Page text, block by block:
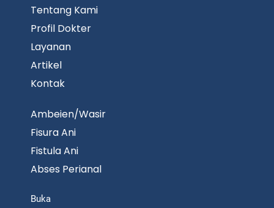
Tentang Kami
Profil Dokter
Layanan
Artikel
Kontak
Ambeien/Wasir
Fisura Ani
Fistula Ani
Abses Perianal
Buka